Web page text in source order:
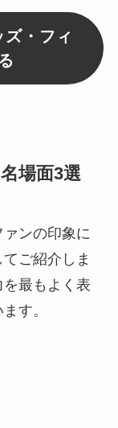
・フィ
場面3選
ンの印象に
ご紹介しま
最もよく表
す。